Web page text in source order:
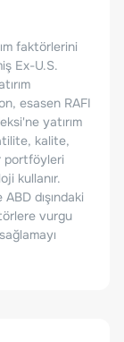
faktörlerini
Ex-U.S.
esasen RAFI
yatırım
kalite,
portföyleri
kullanır.
dışındaki
vurgu